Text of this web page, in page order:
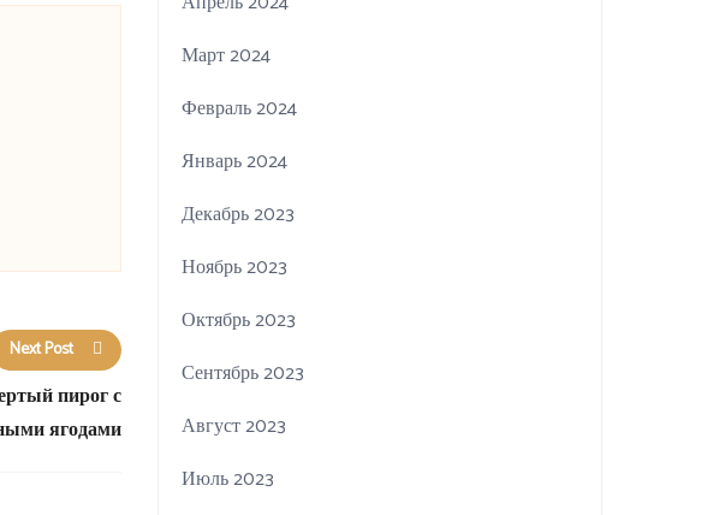
Next Post
пирог с
ягодами
Март 2024
Февраль 2024
Январь 2024
Декабрь 2023
Ноябрь 2023
Октябрь 2023
Сентябрь 2023
Август 2023
Июль 2023